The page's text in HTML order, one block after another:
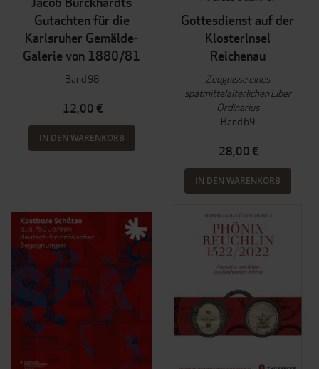
Gutachten für die
Karlsruher Gemälde-
Galerie von 1880/81
Band 98
12,00 €
IN DEN WARENKORB
Gottesdienst auf der
Klosterinsel
Reichenau
Zeugnisse eines
spätmittelalterlichen Liber
Ordinarius
Band 69
28,00 €
IN DEN WARENKORB